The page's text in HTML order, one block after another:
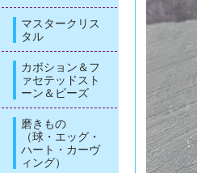
マスタークリス
タル
カボション＆フ
ァセテッドスト
ーン＆ビーズ
磨きもの
（球・エッグ・
ハート・カーヴ
ィング）